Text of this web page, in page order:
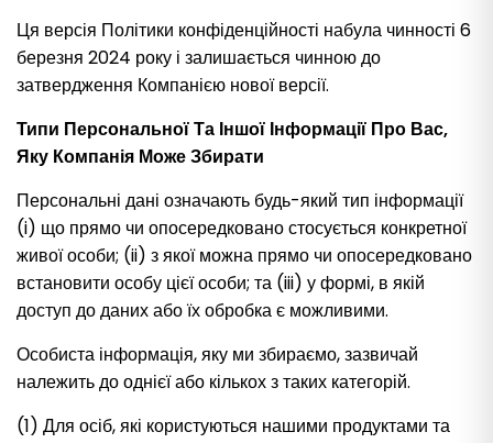
Ця версія Політики конфіденційності набула чинності 6
березня 2024 року і залишається чинною до
затвердження Компанією нової версії.
Типи Персональної Та Іншої Інформації Про Вас,
Яку Компанія Може Збирати
Персональні дані означають будь-який тип інформації
(i) що прямо чи опосередковано стосується конкретної
живої особи; (ii) з якої можна прямо чи опосередковано
встановити особу цієї особи; та (iii) у формі, в якій
доступ до даних або їх обробка є можливими.
Особиста інформація, яку ми збираємо, зазвичай
належить до однієї або кількох з таких категорій.
(1) Для осіб, які користуються нашими продуктами та